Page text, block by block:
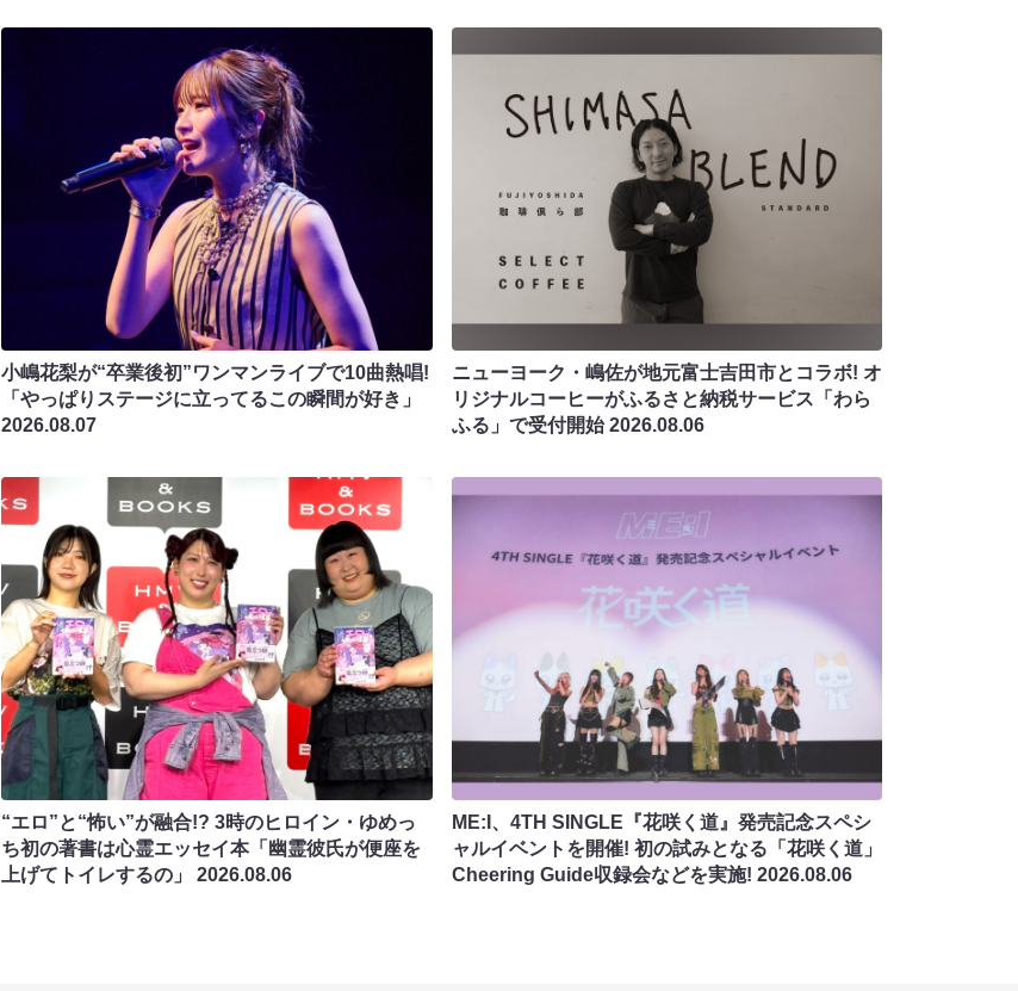
小嶋花梨が“卒業後初”ワンマンライブで10曲熱唱!
「やっぱりステージに立ってるこの瞬間が好き」
2026.08.07
ニューヨーク・嶋佐が地元富士吉田市とコラボ! オ
リジナルコーヒーがふるさと納税サービス「わら
ふる」で受付開始2026.08.06
“エロ”と“怖い”が融合!? 3時のヒロイン・ゆめっ
ち初の著書は心霊エッセイ本「幽霊彼氏が便座を
上げてトイレするの」2026.08.06
ME:I、4TH SINGLE『花咲く道』発売記念スペシ
ャルイベントを開催! 初の試みとなる「花咲く道」
Cheering Guide収録会などを実施! 2026.08.06